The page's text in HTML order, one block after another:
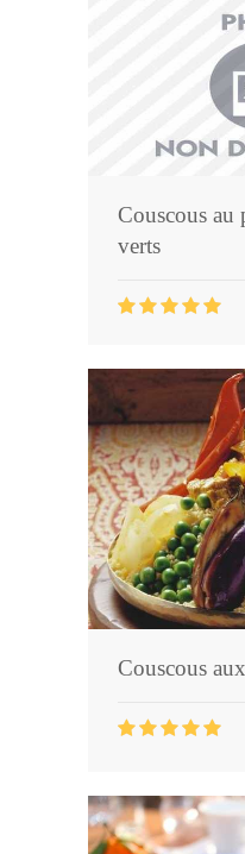
Couscous au
verts
Couscous